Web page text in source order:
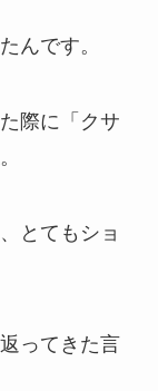
んです。
際に「クサ
とてもショ
ってきた言